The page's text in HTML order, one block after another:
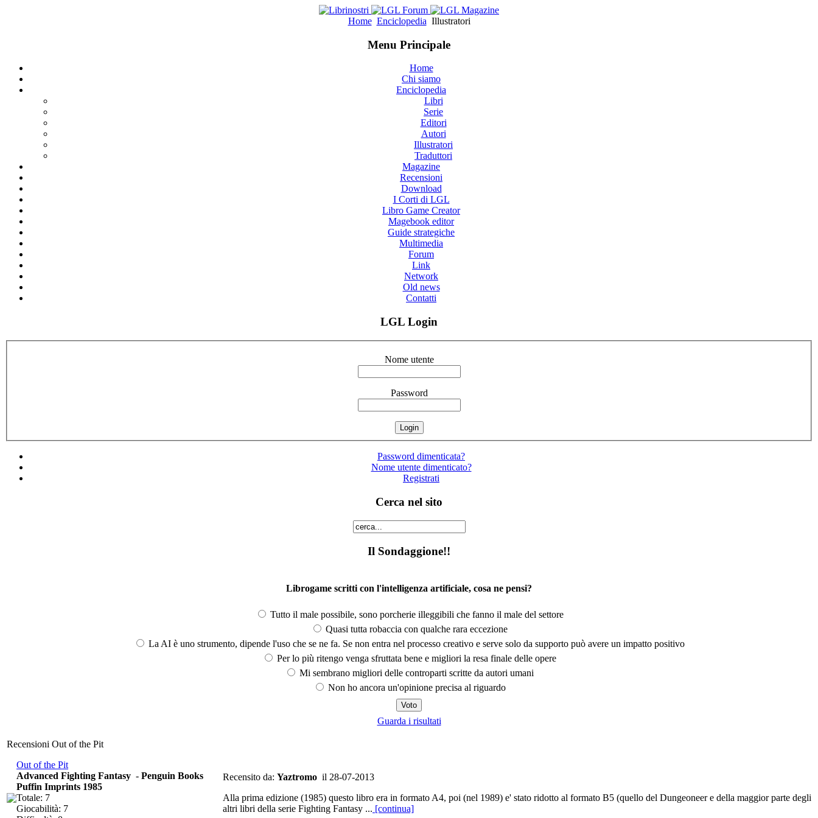
Home Enciclopedia Illustratori
Menu Principale
Home
Chi siamo
Enciclopedia
Libri
Serie
Editori
Autori
Illustratori
Traduttori
Magazine
Recensioni
Download
I Corti di LGL
Libro Game Creator
Magebook editor
Guide strategiche
Multimedia
Forum
Link
Network
Old news
Contatti
LGL Login
Nome utente
Password
Password dimenticata?
Nome utente dimenticato?
Registrati
Cerca nel sito
Il Sondaggione!!
Librogame scritti con l'intelligenza artificiale, cosa ne pensi?
Tutto il male possibile, sono porcherie illeggibili che fanno il male del settore
Quasi tutta robaccia con qualche rara eccezione
La AI è uno strumento, dipende l'uso che se ne fa. Se non entra nel processo creativo e serve solo da supporto può avere un impatto positivo
Per lo più ritengo venga sfruttata bene e migliori la resa finale delle opere
Mi sembrano migliori delle controparti scritte da autori umani
Non ho ancora un'opinione precisa al riguardo
Guarda i risultati
Recensioni Out of the Pit
Out of the Pit
Recensito da: Yaztromo il 28-07-2013
Alla prima edizione (1985) questo libro era in formato A4, poi (nel 1989) e' stato ridotto al formato B5 (quello del Dungeoneer e della maggior parte degli
altri libri della serie Fighting Fantasy ... [continua]
Advanced Fighting Fantasy - Penguin Books
Puffin Imprints 1985
Totale: 7
Giocabilità: 7